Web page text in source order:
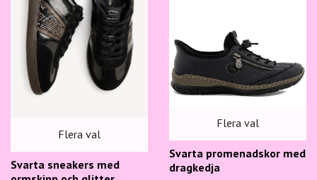
Flera val
Svarta sneakers med
Flera val
Svarta promenadskor med
dragkedja